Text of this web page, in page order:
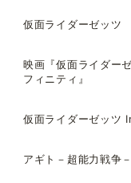
仮面ライダーゼッツ
映画『仮面ライダー
フィニティ』
仮面ライダーゼッツ
アギト－超能力戦争－